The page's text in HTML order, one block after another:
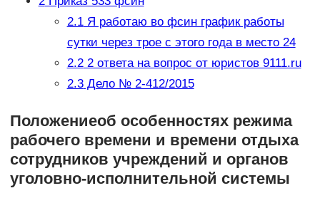
2.1Я работаю во фсин график работы
сутки через трое с этого года в место 24
2.22 ответa на вопрос от юристов 9111.ru
2.3Дело № 2-412/2015
Положениеоб особенностях режима
рабочего времени и времени отдыха
сотрудников учреждений и органов
уголовно-исполнительной системы